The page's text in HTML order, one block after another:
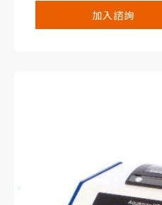
加入諮詢